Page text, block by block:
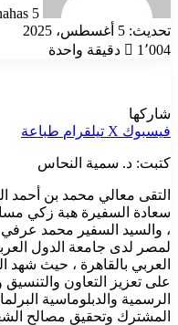
5 أغسطس، 2025
تحديث: 5 أغسطس، 2025
1٬004
دقيقة واحدة
شاركها
فيسبوك ‫X تيلقرام طباعة
كتبت: د. سمية النحاس
التقى معالي محمد بن أحمد
سعادة السفيرة هبة زكي
، والسيد السفير محمد عرفي
لمصر لدى جامعة الدول
العربي بالقاهرة ، حيث شهد
على تعزيز التعاون والتنسيق
الرسمية والدبلوماسية
المشترك وتحقيق مصالح